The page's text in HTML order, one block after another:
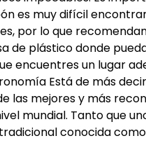
es muy difícil
por lo que
de plástico donde
encuentres un lugar
Está de más
las mejores y más
mundial. Tanto que
conocida